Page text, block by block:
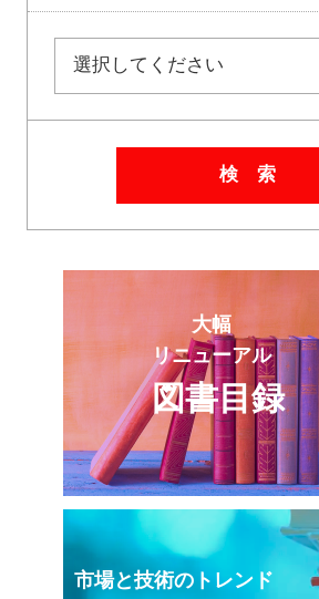
検 索
大幅
リニューアル
図書目録
市場と技術のトレンド